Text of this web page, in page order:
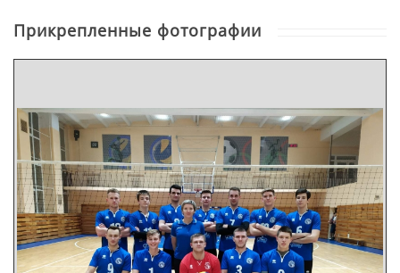
включают в себя проживание и питание. Конечно,
участие и именно в чемпионате республики,
которое без помощи местных властей невозможно.
На данный момент команда продолжает усердно
тренироваться, улучшать навыки игры и
повышать командный дух.
Поэтому, руководствуясь ст.41 Закона "О местном
управлении и самоуправлении в Республике
Прикрепленные фотографии